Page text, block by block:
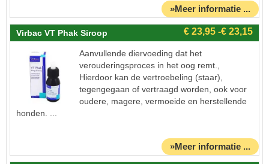
»Meer informatie ...
Virbac VT Phak Siroop
Aanvullende diervoeding dat het
verouderingsproces in het oog remt.,
Hierdoor kan de vertroebeling (staar),
tegengegaan of vertraagd worden, ook voor
oudere, magere, vermoeide en herstellende
honden. ...
»Meer informatie ...